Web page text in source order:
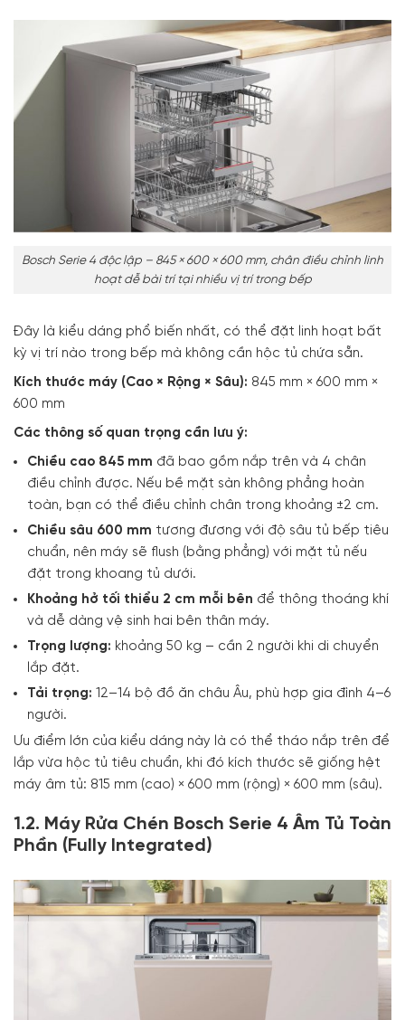
Bosch Serie 4 độc lập – 845 × 600 × 600 mm, chân điều chỉnh linh
hoạt dễ bài trí tại nhiều vị trí trong bếp
Đây là kiểu dáng phổ biến nhất, có thể đặt linh hoạt bất
kỳ vị trí nào trong bếp mà không cần hộc tủ chứa sẵn.
Kích thước máy (Cao × Rộng × Sâu): 845 mm × 600 mm ×
600 mm
Các thông số quan trọng cần lưu ý:
Chiều cao 845 mm đã bao gồm nắp trên và 4 chân
điều chỉnh được. Nếu bề mặt sàn không phẳng hoàn
toàn, bạn có thể điều chỉnh chân trong khoảng ±2 cm.
Chiều sâu 600 mm tương đương với độ sâu tủ bếp tiêu
chuẩn, nên máy sẽ flush (bằng phẳng) với mặt tủ nếu
đặt trong khoang tủ dưới.
Khoảng hở tối thiểu 2 cm mỗi bên để thông thoáng khí
và dễ dàng vệ sinh hai bên thân máy.
Trọng lượng: khoảng 50 kg – cần 2 người khi di chuyển
lắp đặt.
Tải trọng: 12–14 bộ đồ ăn châu Âu, phù hợp gia đình 4–6
người.
Ưu điểm lớn của kiểu dáng này là có thể tháo nắp trên để
lắp vừa hộc tủ tiêu chuẩn, khi đó kích thước sẽ giống hệt
máy âm tủ: 815 mm (cao) × 600 mm (rộng) × 600 mm (sâu).
1.2. Máy Rửa Chén Bosch Serie 4 Âm Tủ Toàn
Phần (Fully Integrated)